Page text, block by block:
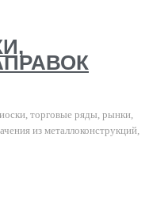
торговые ряды, рынки,
из металлоконструкций,